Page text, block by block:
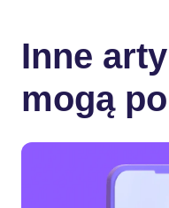
Inne
mogą